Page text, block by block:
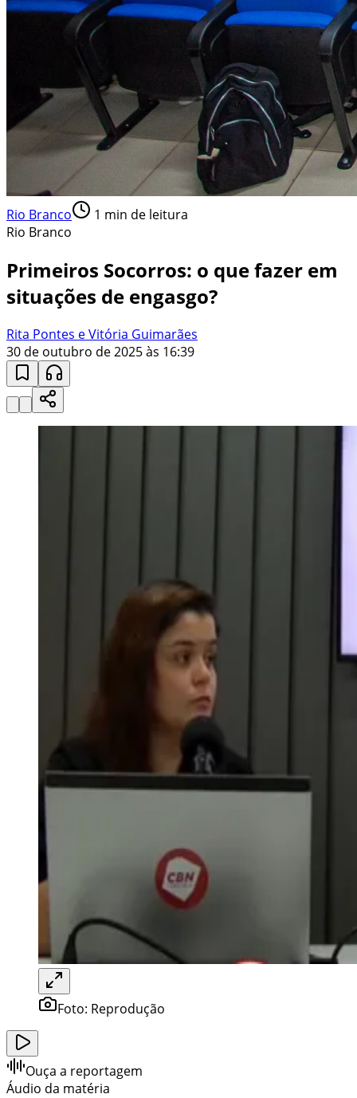
Rio Branco 1 min de leitura
Rio Branco
Primeiros Socorros: o que fazer em
situações de engasgo?
Rita Pontes e Vitória Guimarães
30 de outubro de 2025 às 16:39
Foto: Reprodução
Ouça a reportagem
Áudio da matéria